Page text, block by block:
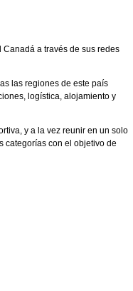
a través de sus redes
las regiones de este país
logística, alojamiento y
y a la vez reunir en un solo
categorías con el objetivo de